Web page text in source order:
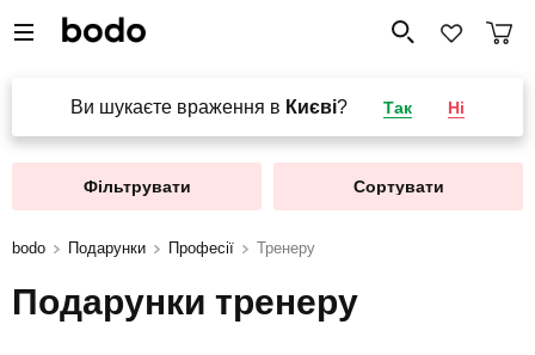
Ви шукаєте враження в Києві? Так Ні
Фільтрувати Сортувати
bodo Подарунки Професії Тренеру
Подарунки тренеру